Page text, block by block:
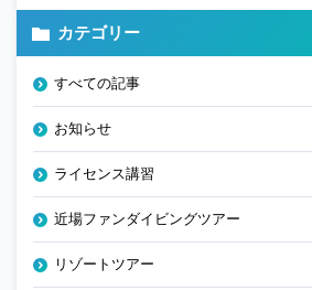
カテゴリー
すべての記事
お知らせ
ライセンス講習
近場ファンダイビングツアー
リゾートツアー